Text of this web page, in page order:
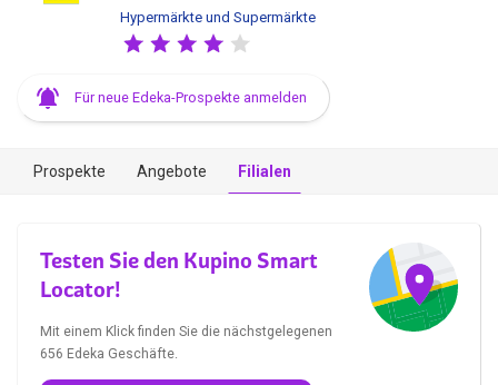
Hypermärkte und Supermärkte
Für neue Edeka-Prospekte anmelden
Prospekte Angebote Filialen
Testen Sie den Kupino Smart
Locator!
Mit einem Klick finden Sie die nächstgelegenen
656 Edeka Geschäfte.